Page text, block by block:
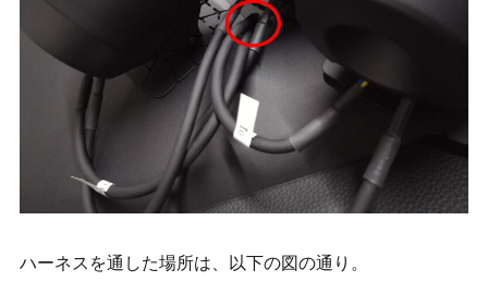
ハーネスを通した場所は、以下の図の通り。